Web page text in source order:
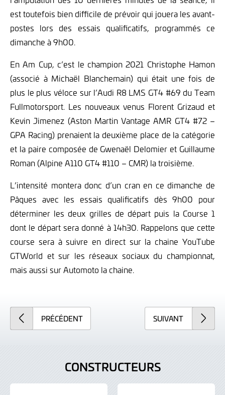
est toutefois bien difficile de prévoir qui jouera les avant-
postes lors des essais qualificatifs, programmés ce
dimanche à 9h00.
En Am Cup, c’est le champion 2021 Christophe Hamon
(associé à Michaël Blanchemain) qui était une fois de
plus le plus véloce sur l’Audi R8 LMS GT4 #69 du Team
Fullmotorsport. Les nouveaux venus Florent Grizaud et
Kevin Jimenez (Aston Martin Vantage AMR GT4 #72 –
GPA Racing) prenaient la deuxième place de la catégorie
et la paire composée de Gwenaël Delomier et Guillaume
Roman (Alpine A110 GT4 #110 – CMR) la troisième.
L’intensité montera donc d’un cran en ce dimanche de
Pâques avec les essais qualificatifs dès 9h00 pour
déterminer les deux grilles de départ puis la Course 1
dont le départ sera donné à 14h30. Rappelons que cette
course sera à suivre en direct sur la chaine YouTube
GTWorld et sur les réseaux sociaux du championnat,
mais aussi sur Automoto la chaine.
PRÉCÉDENT SUIVANT
CONSTRUCTEURS